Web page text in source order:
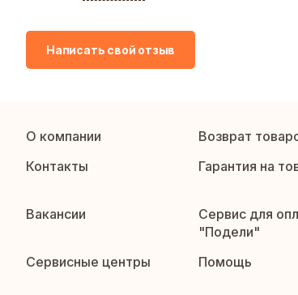
Написать свой отзыв
О компании Возврат
Контакты
Гарантия на
Вакансии
Сервис для
"Подели"
Сервисные центры
Помощь